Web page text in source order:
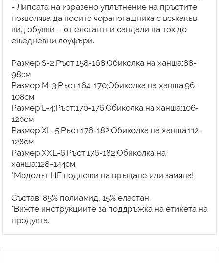
- Липсата на изразено уплътнение на пръстите
позволява да носите чорапогащника с всякакъв
вид обувки – от елегантни сандали на ток до
ежедневни лоуфъри.
Размер:S-2;Ръст:158-168;Обиколка на ханша:88-
98см
Размер:M-3;Ръст:164-170;Обиколка на ханша:96-
108см
Размер:L-4;Ръст:170-176;Обиколка на ханша:106-
120см
Размер:XL-5;Ръст:176-182;Обиколка на ханша:112-
128см
Размер:XXL-6;Ръст:176-182;Обиколка на
ханша:128-144см
*Моделът НЕ подлежи на връщане или замяна!
Състав: 85% полиамид, 15% еластан.
*Вижте инструкциите за поддръжка на етикета на
продукта.